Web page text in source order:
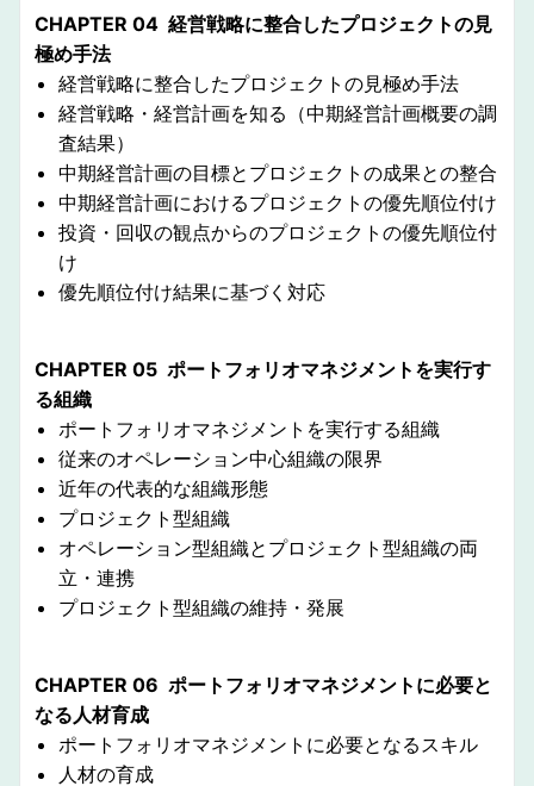
CHAPTER 04 経営戦略に整合したプロジェクトの見
極め手法
経営戦略に整合したプロジェクトの見極め手法
経営戦略・経営計画を知る（中期経営計画概要の調
査結果）
中期経営計画の目標とプロジェクトの成果との整合
中期経営計画におけるプロジェクトの優先順位付け
投資・回収の観点からのプロジェクトの優先順位付
け
優先順位付け結果に基づく対応
CHAPTER 05 ポートフォリオマネジメントを実行す
る組織
ポートフォリオマネジメントを実行する組織
従来のオペレーション中心組織の限界
近年の代表的な組織形態
プロジェクト型組織
オペレーション型組織とプロジェクト型組織の両
立・連携
プロジェクト型組織の維持・発展
CHAPTER 06 ポートフォリオマネジメントに必要と
なる人材育成
ポートフォリオマネジメントに必要となるスキル
人材の育成